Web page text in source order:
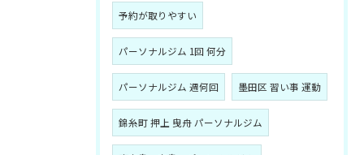
予約が取りやすい
パーソナルジム 1回 何分
パーソナルジム 週何回 墨田区 習い事 運動
錦糸町 押上 曳舟 パーソナルジム